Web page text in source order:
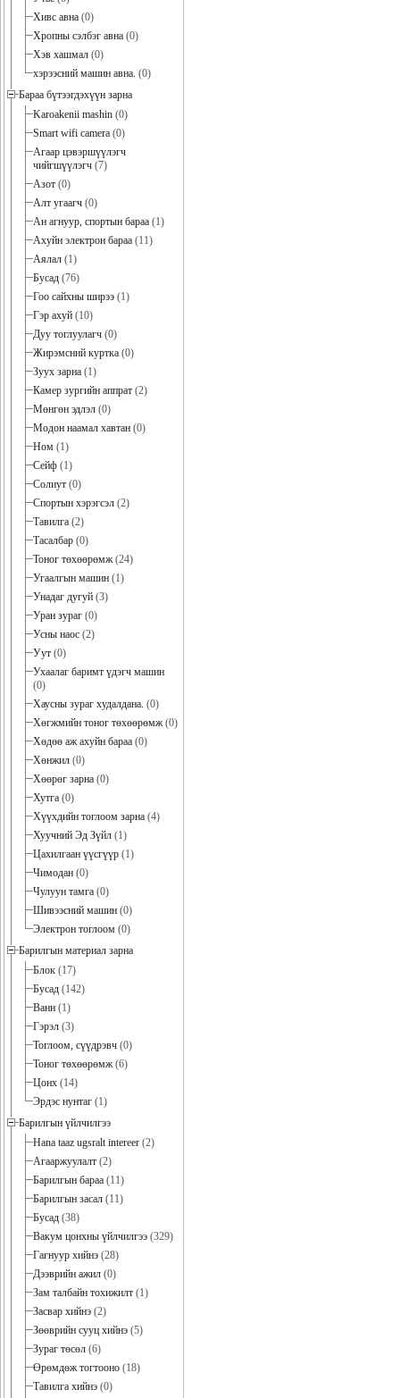
Хивс авна (0)
Хропны сэлбэг авна (0)
Хэв хашмал (0)
хэрээсний машин авна. (0)
Бараа бүтээгдэхүүн зарна
Karoakenii mashin (0)
Smart wifi camera (0)
Агаар цэвэршүүлэгч
чийгшүүлэгч (7)
Азот (0)
Алт угаагч (0)
Ан агнуур, спортын бараа (1)
Ахуйн электрон бараа (11)
Аялал (1)
Бусад (76)
Гоо сайхны ширээ (1)
Гэр ахуй (10)
Дуу тоглуулагч (0)
Жирэмсний куртка (0)
Зуух зарна (1)
Камер зургийн аппрат (2)
Мөнгөн эдлэл (0)
Модон наамал хавтан (0)
Ном (1)
Сейф (1)
Солиут (0)
Спортын хэрэгсэл (2)
Тавилга (2)
Тасалбар (0)
Тоног төхөөрөмж(24)
Угаалгын машин (1)
Унадаг дугуй (3)
Уран зураг (0)
Усны наос (2)
Уут (0)
Ухаалаг баримт үдэгч машин
(0)
Хаусны зураг худалдана. (0)
Хөгжмийн тоног төхөөрөмж(0)
Хөдөө аж ахуйн бараа (0)
Хөнжил (0)
Хөөрөг зарна (0)
Хутга (0)
Хүүхдийн тоглоом зарна (4)
Хуучний Эд Зүйл (1)
Цахилгаан үүсгүүр (1)
Чимодан (0)
Чулуун тамга (0)
Шивээсний машин (0)
Электрон тоглоом (0)
Барилгын материал зарна
Блок (17)
Бусад (142)
Ванн (1)
Гэрэл (3)
Тоглоом, сүүдрэвч (0)
Тоног төхөөрөмж(6)
Цонх (14)
Эрдэс нунтаг (1)
Барилгын үйлчилгээ
Hana taaz ugsralt intereer (2)
Агааржуулалт (2)
Барилгын бараа (11)
Барилгын засал (11)
Бусад (38)
Вакум цонхны үйлчилгээ (329)
Гагнуур хийнэ (28)
Дээврийн ажил (0)
Зам талбайн тохижилт (1)
Засвар хийнэ (2)
Зөөврийн сууц хийнэ (5)
Зураг төсөл (6)
Өрөмдөж тогтооно (18)
Тавилга хийнэ (0)